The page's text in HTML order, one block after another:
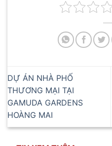
DỰ ÁN NHÀ PHỐ
THƯƠNG MẠI TẠI
GAMUDA GARDENS
HOÀNG MAI